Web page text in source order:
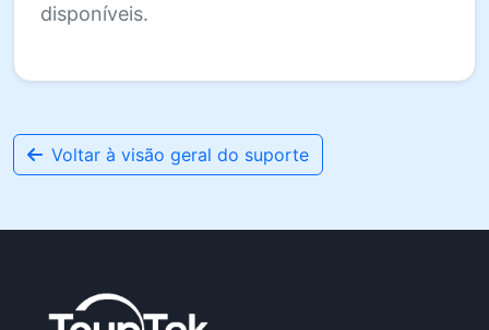
disponíveis.
Voltar à visão geral do suporte